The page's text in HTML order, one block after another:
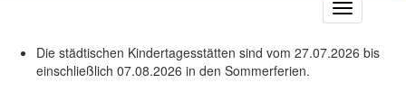
Die städtischen Kindertagesstätten sind vom 27.07.2026 bis
einschließlich 07.08.2026 in den Sommerferien.
T
o
g